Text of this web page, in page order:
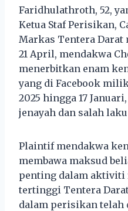
Faridhulathroth, 52,
Ketua Staf Perisikan,
Markas Tentera Darat
21 April, mendakwa
menerbitkan enam
yang di Facebook
2025 hingga 17
jenayah dan salah
Plaintif mendakwa
membawa maksud
penting dalam aktiviti
tertinggi Tentera
dalam perisikan telah